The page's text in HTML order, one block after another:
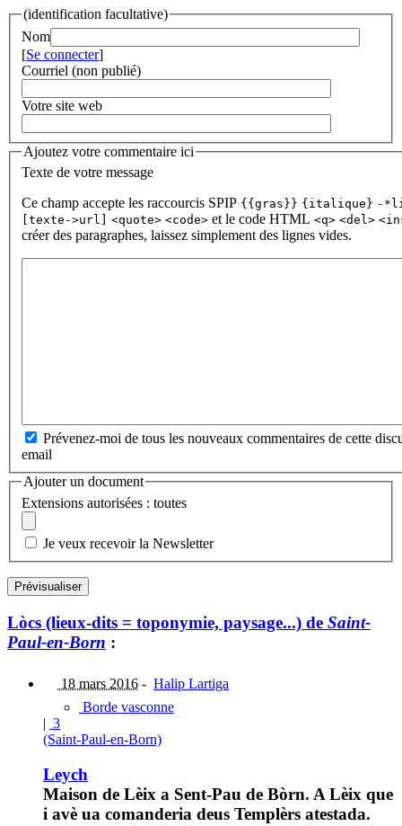
(identification facultative)
Nom
[Se connecter]
Courriel (non publié)
Votre site web
Ajoutez votre commentaire ici
Texte de votre message
Ce champ accepte les raccourcis SPIP {{gras}} {italique} -
[texte->url]
<quote> <code> et le code HTML <q> <del>
créer des paragraphes, laissez simplement des lignes vides.
Prévenez-moi de tous les nouveaux commentaires de cette
email
Ajouter un document
Extensions autorisées : toutes
Je veux recevoir la Newsletter
Lòcs (lieux-dits = toponymie, paysage...) de Saint-
Paul-en-Born :
18 mars 2016 - Halip Lartiga
Borde vasconne
| 3
(Saint-Paul-en-Born)
Leych
Maison de Lèix a Sent-Pau de Bòrn. A Lèix que
i avè ua comanderia deus Templèrs atestada.